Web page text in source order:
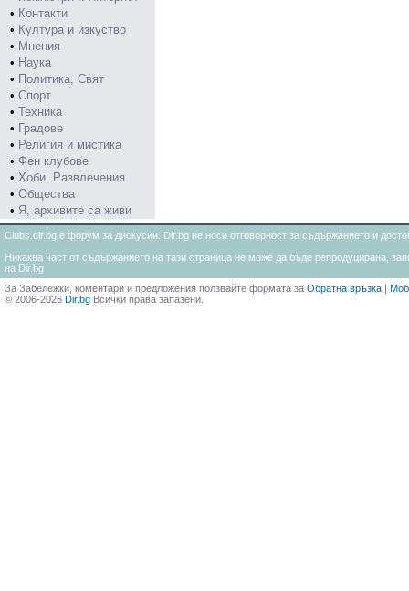
• Контакти
• Култура и изкуство
• Мнения
• Наука
• Политика, Свят
• Спорт
• Техника
• Градове
• Религия и мистика
• Фен клубове
• Хоби, Развлечения
• Общества
• Я, архивите са живи
Clubs.dir.bg е форум за дискусии. Dir.bg не носи отговорност за съдържанието и
Никаква част от съдържанието на тази страница не може да бъде репродуцирана,
на Dir.bg
За Забележки, коментари и предложения ползвайте формата за Обратна връзка |
© 2006-2026 Dir.bg Всички права запазени.